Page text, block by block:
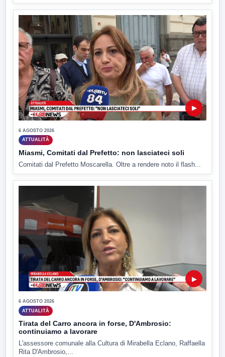
▶
6 AGOSTO 2026
ATTUALITÀ
Miasmi, Comitati dal Prefetto: non lasciateci soli
Comitati dal Prefetto Moscarella. Oltre a rendere noto il flash...
▶
6 AGOSTO 2026
ATTUALITÀ
Tirata del Carro ancora in forse, D'Ambrosio:
continuiamo a lavorare
L'assessore comunale alla Cultura di Mirabella Eclano, Raffaella
Rita D'Ambrosio,...